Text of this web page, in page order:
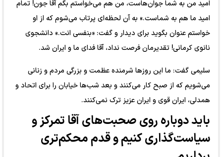
امید من به شما جوان‌هاست، من هم می‌خواستم بگم آقا جون! تمام
امید ما هم به شماست.» به آن لحظه‌ای پرتاب می‌شوم که از او
خواستم عنوان بگوید برای دیدار و گفت: «بنفسی انت.» دانشجوی
نانوی کرمانی! تقدیرمان فرصت نداد، آقا فدای ما و ایران شد.
سلیمی گفت: ما این روز‌ها شرمنده عظمت و بزرگی مردم و زنانی
می‌شویم که از صبح کار می‌کنند و بعد شب‌ها خیابان را برای اتحاد و
همدلی، ایران قوی و ایران عزیز ترک نمی‌کنند.
باید دوباره روی صحبت‌های آقا تمرکز و
سیاست‌گذاری کنیم و قدم محکم‌تری